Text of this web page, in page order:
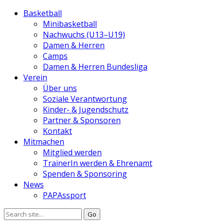
Basketball
Minibasketball
Nachwuchs (U13–U19)
Damen & Herren
Camps
Damen & Herren Bundesliga
Verein
Über uns
Soziale Verantwortung
Kinder- & Jugendschutz
Partner & Sponsoren
Kontakt
Mitmachen
Mitglied werden
TrainerIn werden & Ehrenamt
Spenden & Sponsoring
News
PAPAssport